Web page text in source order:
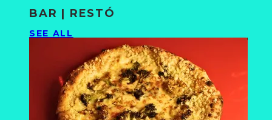
BAR | RESTÓ
SEE ALL